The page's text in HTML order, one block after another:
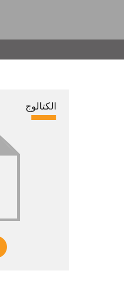
الكتالوج